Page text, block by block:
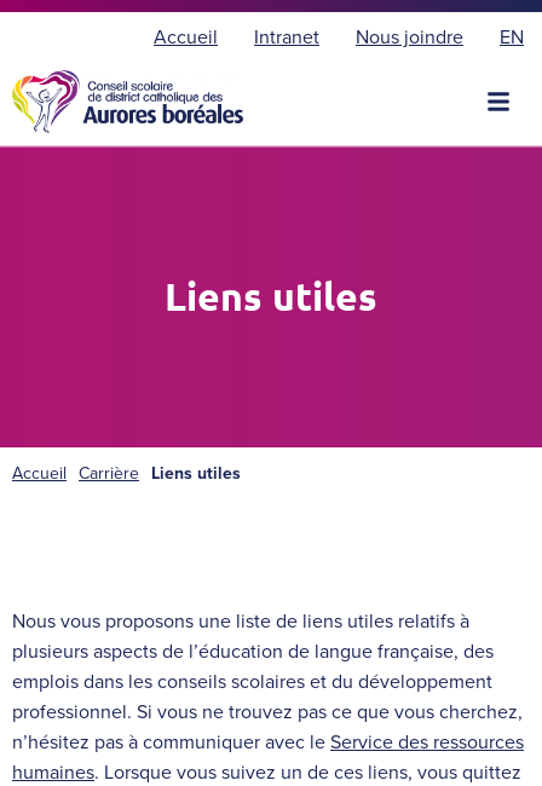
Accueil Intranet Nous joindre EN
i
Liens utiles
Accueil Carrière Liens utiles
Nous vous proposons une liste de liens utiles relatifs à
plusieurs aspects de l’éducation de langue française, des
emplois dans les conseils scolaires et du développement
professionnel. Si vous ne trouvez pas ce que vous cherchez,
n’hésitez pas à communiquer avec leService des ressources
humaines. Lorsque vous suivez un de ces liens, vous quittez